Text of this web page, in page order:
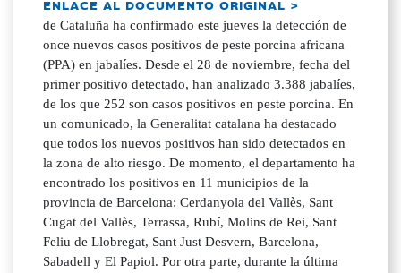
ENLACE AL DOCUMENTO ORIGINAL >
de Cataluña ha confirmado este jueves la detección de
once nuevos casos positivos de peste porcina africana
(PPA) en jabalíes. Desde el 28 de noviembre, fecha del
primer positivo detectado, han analizado 3.388 jabalíes,
de los que 252 son casos positivos en peste porcina. En
un comunicado, la Generalitat catalana ha destacado
que todos los nuevos positivos han sido detectados en
la zona de alto riesgo. De momento, el departamento ha
encontrado los positivos en 11 municipios de la
provincia de Barcelona: Cerdanyola del Vallès, Sant
Cugat del Vallès, Terrassa, Rubí, Molins de Rei, Sant
Feliu de Llobregat, Sant Just Desvern, Barcelona,
Sabadell y El Papiol. Por otra parte, durante la última